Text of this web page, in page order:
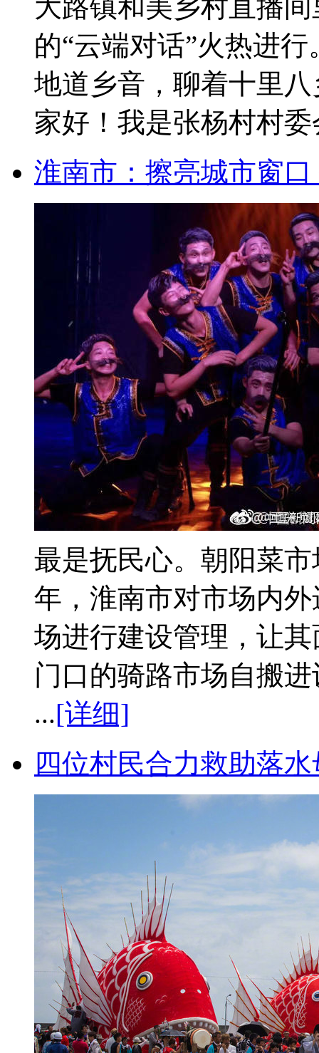
大路镇和美乡村直播
的“云端对话”火热进
地道乡音，聊着十里
家好！我是张杨村村
淮南市：擦亮城市窗
最是抚民心。朝阳菜
年，淮南市对市场内
场进行建设管理，让
门口的骑路市场自搬
...[详细]
四位村民合力救助落